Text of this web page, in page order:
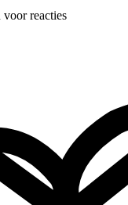
voor reacties